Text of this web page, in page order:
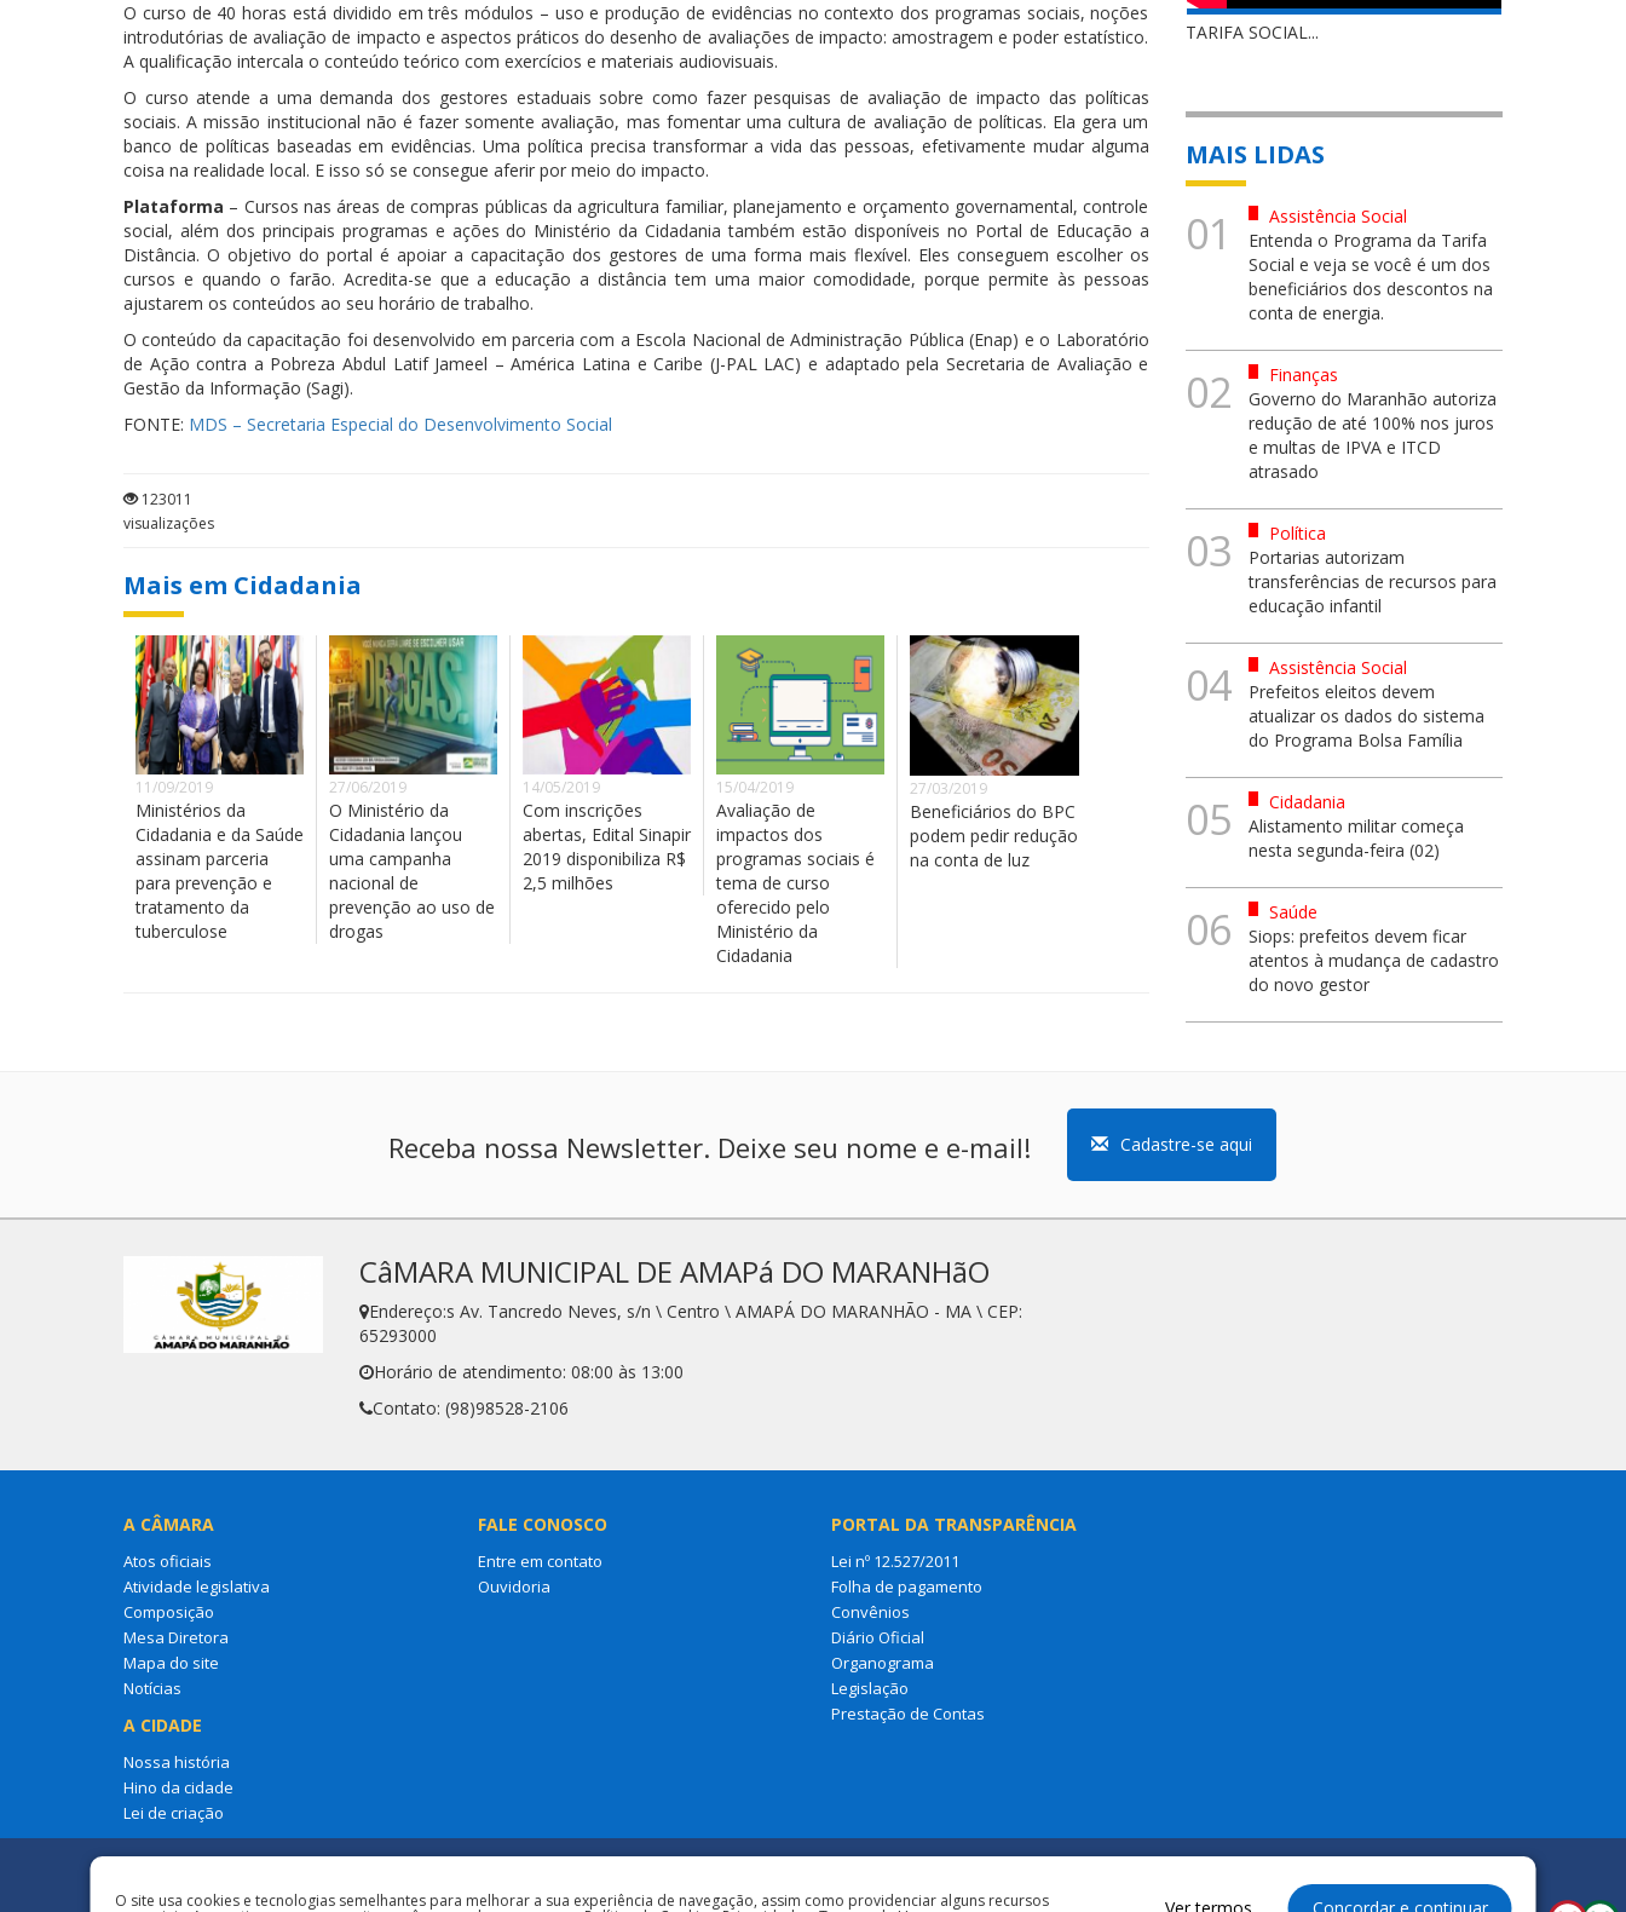
O curso de 40 horas está dividido em três módulos – uso e produção de evidências no contexto dos programas sociais, noções
introdutórias de avaliação de impacto e aspectos práticos do desenho de avaliações de impacto: amostragem e poder estatístico.
A qualificação intercala o conteúdo teórico com exercícios e materiais audiovisuais.
O curso atende a uma demanda dos gestores estaduais sobre como fazer pesquisas de avaliação de impacto das políticas
sociais. A missão institucional não é fazer somente avaliação, mas fomentar uma cultura de avaliação de políticas. Ela gera um
banco de políticas baseadas em evidências. Uma política precisa transformar a vida das pessoas, efetivamente mudar alguma
coisa na realidade local. E isso só se consegue aferir por meio do impacto.
Plataforma – Cursos nas áreas de compras públicas da agricultura familiar, planejamento e orçamento governamental, controle
social, além dos principais programas e ações do Ministério da Cidadania também estão disponíveis no Portal de Educação a
Distância. O objetivo do portal é apoiar a capacitação dos gestores de uma forma mais flexível. Eles conseguem escolher os
cursos e quando o farão. Acredita-se que a educação a distância tem uma maior comodidade, porque permite às pessoas
ajustarem os conteúdos ao seu horário de trabalho.
O conteúdo da capacitação foi desenvolvido em parceria com a Escola Nacional de Administração Pública (Enap) e o Laboratório
de Ação contra a Pobreza Abdul Latif Jameel – América Latina e Caribe (J-PAL LAC) e adaptado pela Secretaria de Avaliação e
Gestão da Informação (Sagi).
FONTE: MDS – Secretaria Especial do Desenvolvimento Social
123011
visualizações
Mais em Cidadania
11/09/2019
Ministérios da
Cidadania e da Saúde
assinam parceria
para prevenção e
tratamento da
tuberculose
27/06/2019
O Ministério da
Cidadania lançou
uma campanha
nacional de
prevenção ao uso de
drogas
14/05/2019
Com inscrições
abertas, Edital Sinapir
2019 disponibiliza R$
2,5 milhões
15/04/2019
Avaliação de
impactos dos
programas sociais é
tema de curso
oferecido pelo
Ministério da
Cidadania
27/03/2019
Beneficiários do BPC
podem pedir redução
na conta de luz
TARIFA SOCIAL...
MAIS LIDAS
01
Assistência Social
Entenda o Programa da Tarifa
Social e veja se você é um dos
beneficiários dos descontos na
conta de energia.
02
Finanças
Governo do Maranhão autoriza
redução de até 100% nos juros
e multas de IPVA e ITCD
atrasado
03
Política
Portarias autorizam
transferências de recursos para
educação infantil
04
Assistência Social
Prefeitos eleitos devem
atualizar os dados do sistema
do Programa Bolsa Família
05
Cidadania
Alistamento militar começa
nesta segunda-feira (02)
06
Saúde
Siops: prefeitos devem ficar
atentos à mudança de cadastro
do novo gestor
Receba nossa Newsletter. Deixe seu nome e e-mail! Cadastre-se aqui
CâMARA MUNICIPAL DE AMAPá DO MARANHãO
Endereço:s Av. Tancredo Neves, s/n \ Centro \ AMAPÁ DO MARANHÃO - MA \ CEP:
65293000
Horário de atendimento: 08:00 às 13:00
Contato: (98)98528-2106
A CÂMARA
Atos oficiais
Atividade legislativa
Composição
Mesa Diretora
Mapa do site
Notícias
A CIDADE
Nossa história
Hino da cidade
Lei de criação
FALE CONOSCO
Entre em contato
Ouvidoria
PORTAL DA TRANSPARÊNCIA
Lei nº 12.527/2011
Folha de pagamento
Convênios
Diário Oficial
Organograma
Legislação
Prestação de Contas
O site usa cookies e tecnologias semelhantes para melhorar a sua experiência de navegação, assim como providenciar alguns recursos